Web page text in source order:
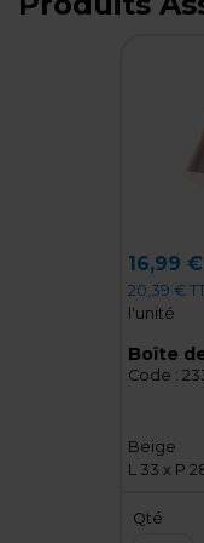
16,99
20,39 €
l'unité
Boîte
Code :
Beige
L 33 x P
Qté